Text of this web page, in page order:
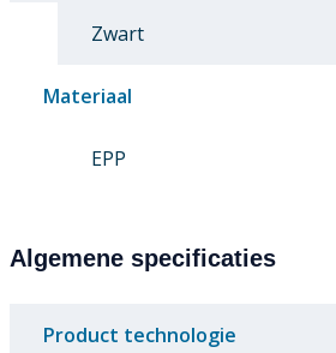
Zwart
Materiaal
EPP
Algemene specificaties
Product technologie